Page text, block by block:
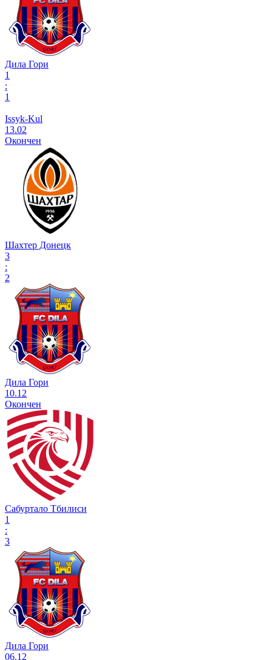
Дила Гори
1
:
1
Issyk-Kul
13.02
Окончен
Шахтер Донецк
3
:
2
Дила Гори
10.12
Окончен
Сабуртало Тбилиси
1
:
3
Дила Гори
06.12